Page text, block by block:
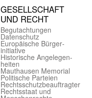
GE­SELL­SCHAFT
UND RECHT
Begut­achtungen
Daten­schutz
Europäische Bürger­
initiative
Historische Angelegen­
heiten
Mauthausen Memorial
Politische Parteien
Rechts­schutz­beauftragter
Rechts­staat und